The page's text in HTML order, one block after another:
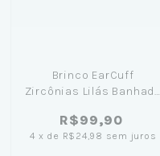
Brinco EarCuff
Zircônias Lilás Banhado
R$99,90
4 x de R$24,98 sem juros